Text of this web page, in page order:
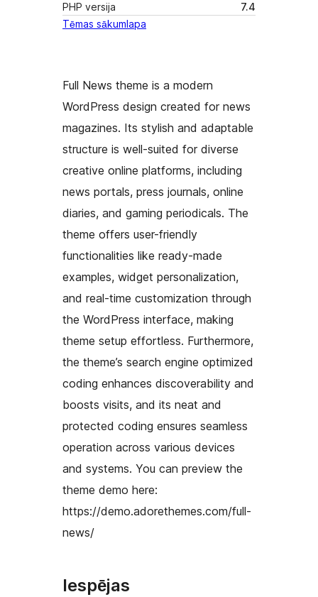
PHP versija
7.4
Tēmas sākumlapa
Full News theme is a modern
WordPress design created for news
magazines. Its stylish and adaptable
structure is well-suited for diverse
creative online platforms, including
news portals, press journals, online
diaries, and gaming periodicals. The
theme offers user-friendly
functionalities like ready-made
examples, widget personalization,
and real-time customization through
the WordPress interface, making
theme setup effortless. Furthermore,
the theme’s search engine optimized
coding enhances discoverability and
boosts visits, and its neat and
protected coding ensures seamless
operation across various devices
and systems. You can preview the
theme demo here:
https://demo.adorethemes.com/full-
news/
Iespējas